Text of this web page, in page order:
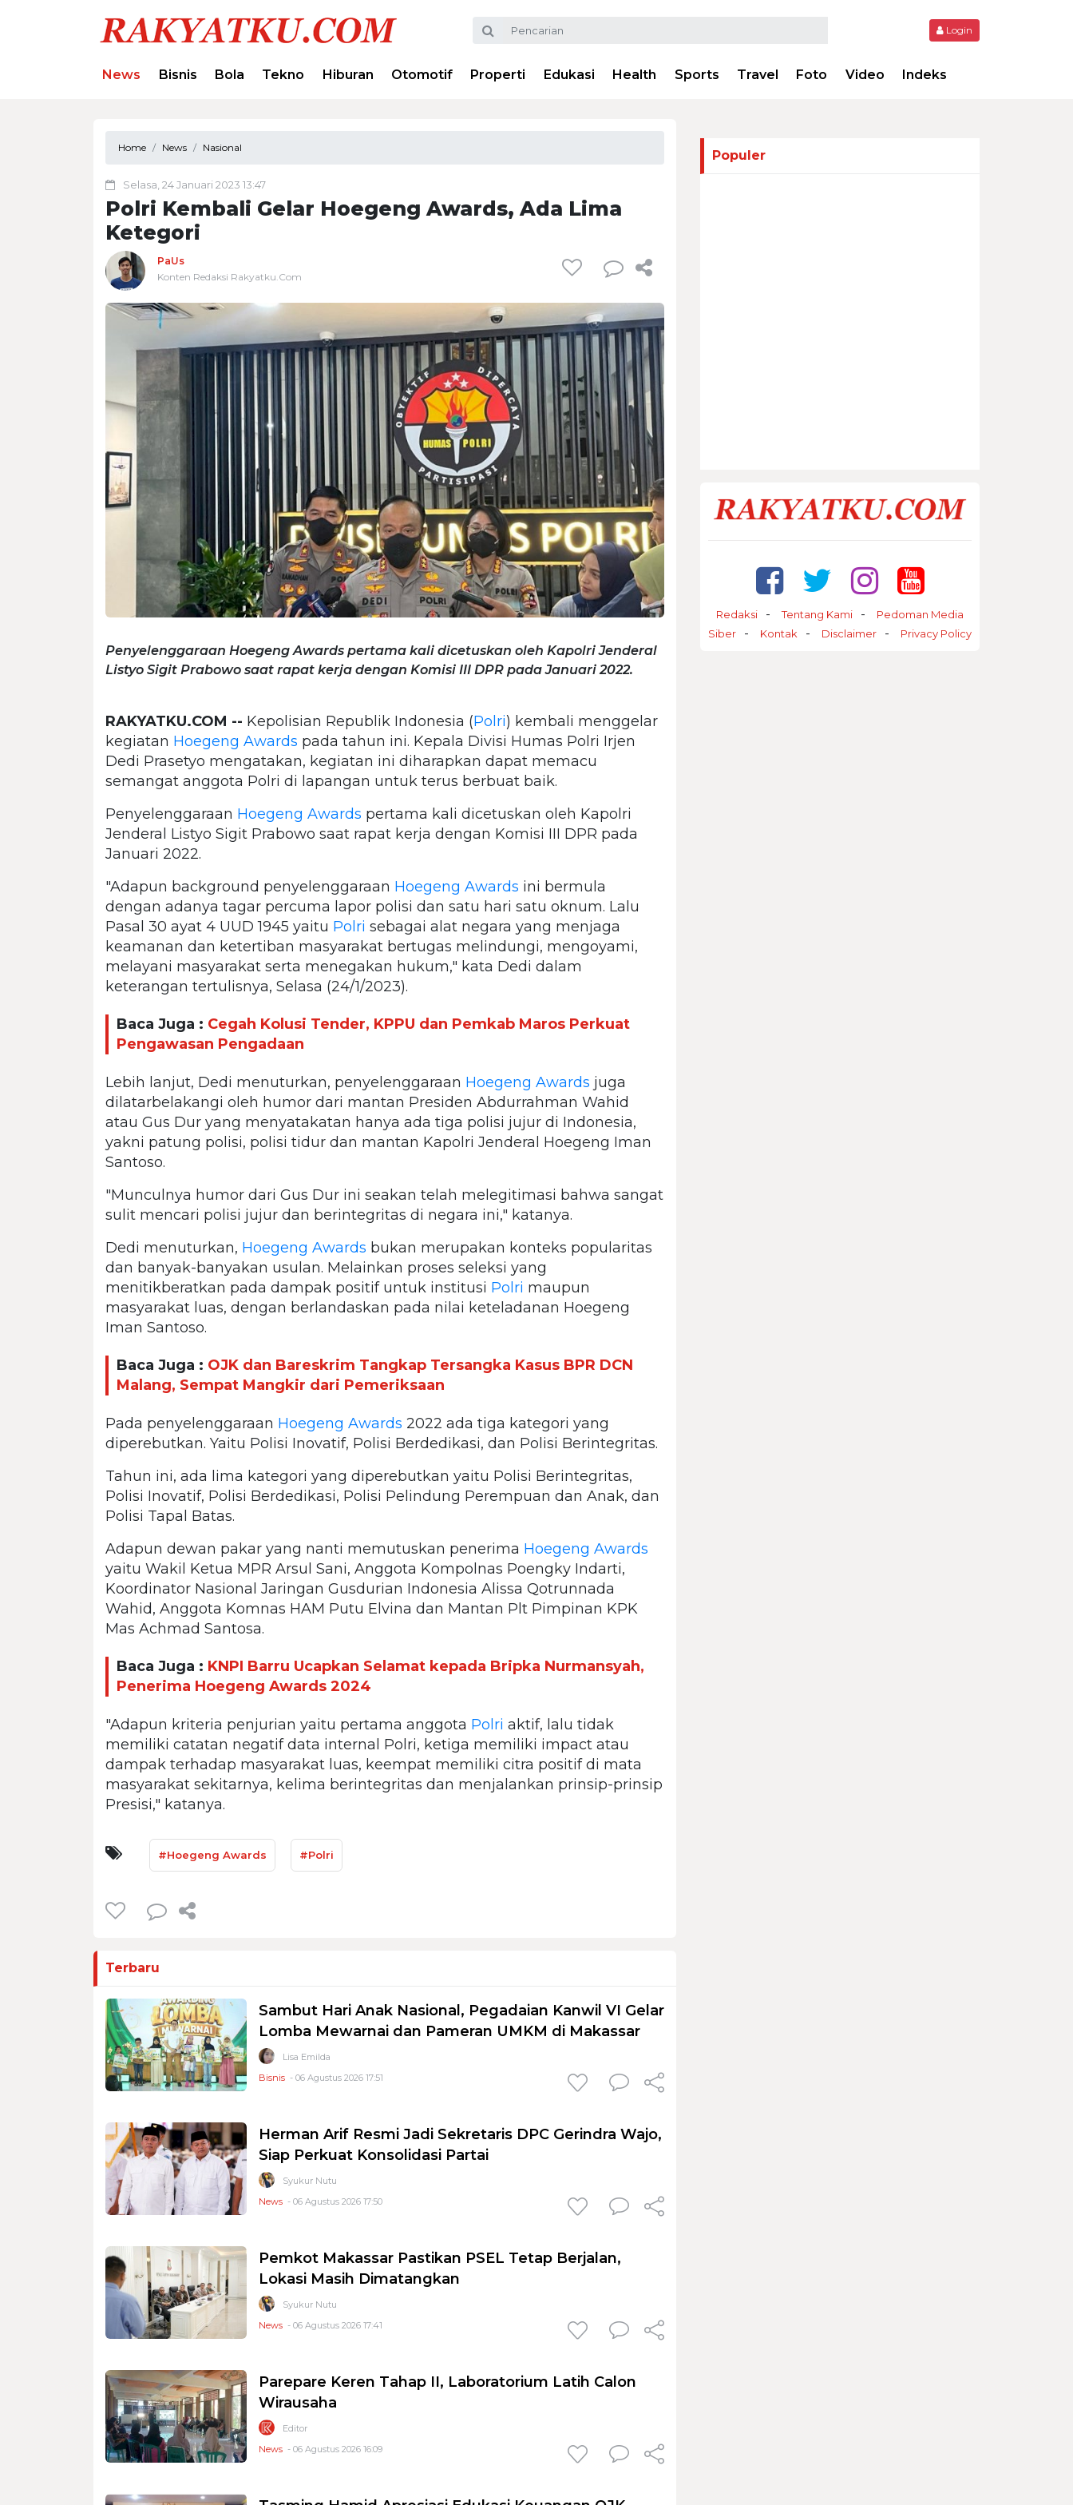
Login
News Bisnis Bola Tekno Hiburan Otomotif Properti Edukasi Health Sports Travel Foto Video Indeks
Home News Nasional
Selasa, 24 Januari 2023 13:47
Polri Kembali Gelar Hoegeng Awards, Ada Lima
Ketegori
PaUs
Konten Redaksi Rakyatku.Com
Penyelenggaraan Hoegeng Awards pertama kali dicetuskan oleh Kapolri Jenderal
Listyo Sigit Prabowo saat rapat kerja dengan Komisi III DPR pada Januari 2022.
RAKYATKU.COM -- Kepolisian Republik Indonesia (Polri) kembali menggelar
kegiatan Hoegeng Awards pada tahun ini. Kepala Divisi Humas Polri Irjen
Dedi Prasetyo mengatakan, kegiatan ini diharapkan dapat memacu
semangat anggota Polri di lapangan untuk terus berbuat baik.
Penyelenggaraan Hoegeng Awards pertama kali dicetuskan oleh Kapolri
Jenderal Listyo Sigit Prabowo saat rapat kerja dengan Komisi III DPR pada
Januari 2022.
"Adapun background penyelenggaraan Hoegeng Awards ini bermula
dengan adanya tagar percuma lapor polisi dan satu hari satu oknum. Lalu
Pasal 30 ayat 4 UUD 1945 yaitu Polri sebagai alat negara yang menjaga
keamanan dan ketertiban masyarakat bertugas melindungi, mengoyami,
melayani masyarakat serta menegakan hukum," kata Dedi dalam
keterangan tertulisnya, Selasa (24/1/2023).
Baca Juga : Cegah Kolusi Tender, KPPU dan Pemkab Maros Perkuat
Pengawasan Pengadaan
Lebih lanjut, Dedi menuturkan, penyelenggaraan Hoegeng Awards juga
dilatarbelakangi oleh humor dari mantan Presiden Abdurrahman Wahid
atau Gus Dur yang menyatakatan hanya ada tiga polisi jujur di Indonesia,
yakni patung polisi, polisi tidur dan mantan Kapolri Jenderal Hoegeng Iman
Santoso.
"Munculnya humor dari Gus Dur ini seakan telah melegitimasi bahwa sangat
sulit mencari polisi jujur dan berintegritas di negara ini," katanya.
Dedi menuturkan, Hoegeng Awards bukan merupakan konteks popularitas
dan banyak-banyakan usulan. Melainkan proses seleksi yang
menitikberatkan pada dampak positif untuk institusi Polri maupun
masyarakat luas, dengan berlandaskan pada nilai keteladanan Hoegeng
Iman Santoso.
Baca Juga : OJK dan Bareskrim Tangkap Tersangka Kasus BPR DCN
Malang, Sempat Mangkir dari Pemeriksaan
Pada penyelenggaraan Hoegeng Awards 2022 ada tiga kategori yang
diperebutkan. Yaitu Polisi Inovatif, Polisi Berdedikasi, dan Polisi Berintegritas.
Tahun ini, ada lima kategori yang diperebutkan yaitu Polisi Berintegritas,
Polisi Inovatif, Polisi Berdedikasi, Polisi Pelindung Perempuan dan Anak, dan
Polisi Tapal Batas.
Adapun dewan pakar yang nanti memutuskan penerima Hoegeng Awards
yaitu Wakil Ketua MPR Arsul Sani, Anggota Kompolnas Poengky Indarti,
Koordinator Nasional Jaringan Gusdurian Indonesia Alissa Qotrunnada
Wahid, Anggota Komnas HAM Putu Elvina dan Mantan Plt Pimpinan KPK
Mas Achmad Santosa.
Baca Juga : KNPI Barru Ucapkan Selamat kepada Bripka Nurmansyah,
Penerima Hoegeng Awards 2024
"Adapun kriteria penjurian yaitu pertama anggota Polri aktif, lalu tidak
memiliki catatan negatif data internal Polri, ketiga memiliki impact atau
dampak terhadap masyarakat luas, keempat memiliki citra positif di mata
masyarakat sekitarnya, kelima berintegritas dan menjalankan prinsip-prinsip
Presisi," katanya.
#Hoegeng Awards #Polri
Terbaru
Sambut Hari Anak Nasional, Pegadaian Kanwil VI Gelar
Lomba Mewarnai dan Pameran UMKM di Makassar
Lisa Emilda
Bisnis - 06 Agustus 2026 17:51
Herman Arif Resmi Jadi Sekretaris DPC Gerindra Wajo,
Siap Perkuat Konsolidasi Partai
Syukur Nutu
News - 06 Agustus 2026 17:50
Pemkot Makassar Pastikan PSEL Tetap Berjalan,
Lokasi Masih Dimatangkan
Syukur Nutu
News - 06 Agustus 2026 17:41
Parepare Keren Tahap II, Laboratorium Latih Calon
Wirausaha
Editor
News - 06 Agustus 2026 16:09
Populer
Redaksi Tentang Kami
Pedoman Media
Siber
Kontak Disclaimer Privacy Policy